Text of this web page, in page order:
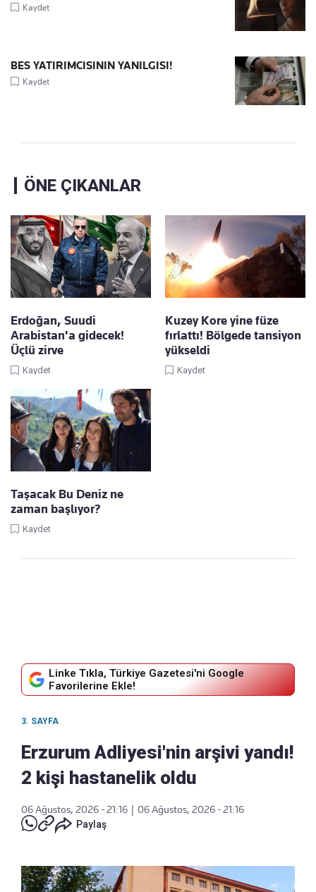
Kaydet
BES YATIRIMCISININ YANILGISI!
Kaydet
ÖNE ÇIKANLAR
Erdoğan, Suudi
Arabistan'a gidecek!
Üçlü zirve
Kaydet
Kuzey Kore yine füze
fırlattı! Bölgede tansiyon
yükseldi
Kaydet
Taşacak Bu Deniz ne
zaman başlıyor?
Kaydet
Linke Tıkla, Türkiye Gazetesi'ni Google
Favorilerine Ekle!
3. SAYFA
Erzurum Adliyesi'nin arşivi yandı!
2 kişi hastanelik oldu
06 Ağustos, 2026 - 21:16
06 Ağustos, 2026 - 21:16
Paylaş